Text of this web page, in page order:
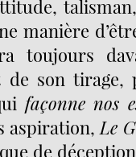
manière
toujours
de son
façonne nos
aspiration,Le
de